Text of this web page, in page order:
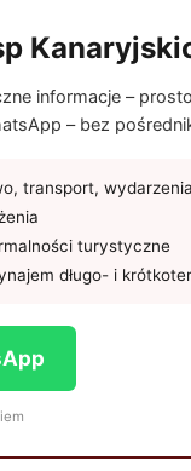
informacje –
– bez
transport, wydarzenia
turystyczne
długo- i